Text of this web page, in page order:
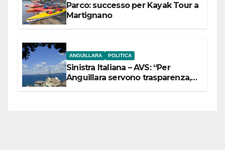
Parco: successo per Kayak Tour a
Martignano
ANGUILLARA POLITICA
Sinistra Italiana – AVS: “Per
Anguillara servono trasparenza,